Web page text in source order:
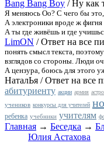
Bang Bang Boy /Ну как
Я меняюсь Оо? С чего бы это,
А электроники вроде ж фигня
А ты где живёшь и где
LimON /Ответ на все
понять смысл текста,
взглядов со стороны. Люди
А цензура, боюсь для этого
НаталЬя /Ответ на все
абитуриенту акции армия
учеников конкурсы для учителей
ребенка учебники учителям
Главная → Беседка →
Юлия Астахова